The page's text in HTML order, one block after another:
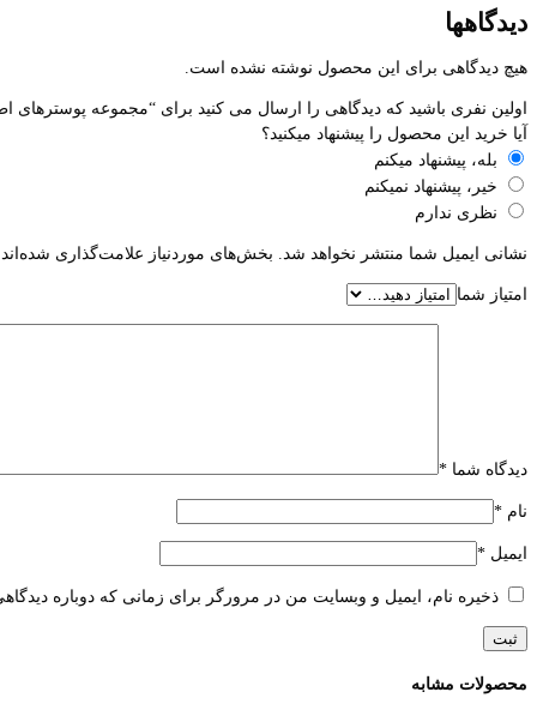
دیدگاهها
هیچ دیدگاهی برای این محصول نوشته نشده است.
اولین نفری باشید که دیدگاهی را ارسال می کنید برای “مجموعه
آیا خرید این محصول را پیشنهاد میکنید؟
بله، پیشنهاد میکنم
خیر، پیشنهاد نمیکنم
نظری ندارم
نشانی ایمیل شما منتشر نخواهد شد. بخش‌های موردنیاز علامت‌گذاری
امتیاز شما
دیدگاه شما *
نام *
ایمیل *
ذخیره نام، ایمیل و وبسایت من در مرورگر برای زمانی که دوباره
محصولات مشابه